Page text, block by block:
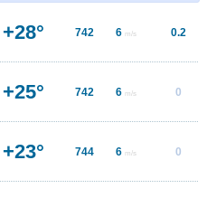
+28° 742 6 m/s 0.2
+25° 742 6 m/s 0
+23° 744 6 m/s 0